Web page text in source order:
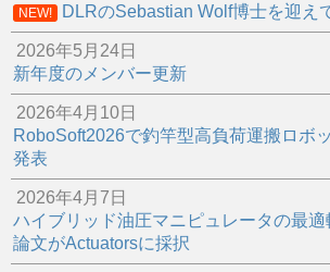
NEW! DLRのSebastian Wolf博士を迎え
2026年5月24日
新年度のメンバー更新
2026年4月10日
RoboSoft2026で釣竿型高負荷運搬ロボ
発表
2026年4月7日
ハイブリッド油圧マニピュレータの最
論文がActuatorsに採択